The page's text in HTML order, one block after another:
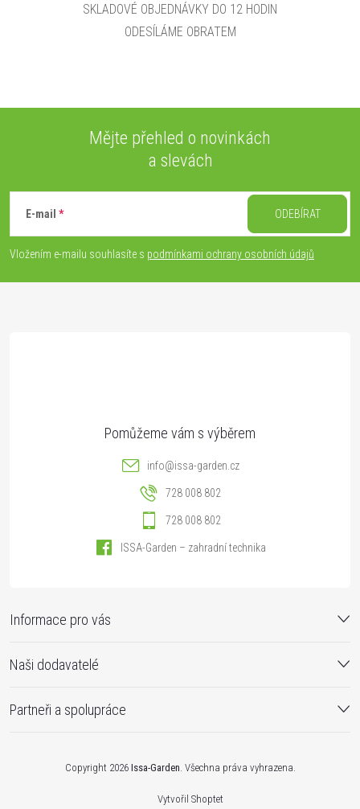
SKLADOVÉ OBJEDNÁVKY DO 12 HODIN
ODESÍLÁME OBRATEM
p
Mějte přehled o novinkách
a slevách
E-mail
Vložením e-mailu souhlasíte s podmínkami ochrany osobních údajů
ODEBÍRAT
Informace pro vás
info@issa-garden.cz
728 008 802
728 008 802
ISSA-Garden – zahradní technika
Naši dodavatelé
Partneři a spolupráce
Vytvořil Shoptet
Copyright 2026 Issa-Garden . Všechna práva vyhrazena.